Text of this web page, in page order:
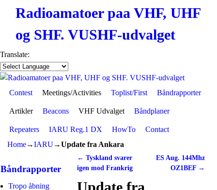
Radioamatoer paa VHF, UHF
og SHF. VUSHF-udvalget
Translate:
Skip to primary content
Skip to secondary content
Contest Meetings/Activities Toplist/First Båndrapporter
Artikler Beacons VHF Udvalget Båndplaner
Repeaters IARU Reg.1 DX HowTo
Contact
Home→IARU→Update fra Ankara
Båndrapporter
Tropo åbning
Post navigation
← Tyskland svarer
igen mod Frankrig
ES Aug. 144Mhz
OZ1BEF →